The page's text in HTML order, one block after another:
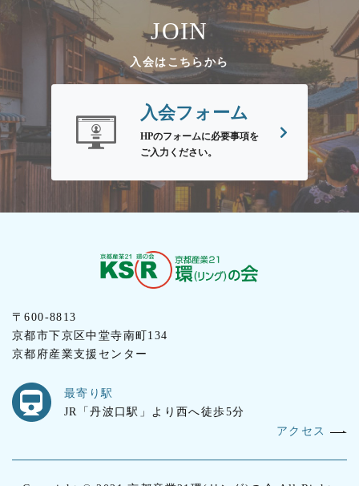
JOIN
入会はこちらから
入会フォーム
HPのフォームに必要事項を
ご入力ください。
〒600-8813
京都市下京区中堂寺南町134
京都府産業支援センター
最寄り駅
JR「丹波口駅」より西へ徒歩5分
アクセス